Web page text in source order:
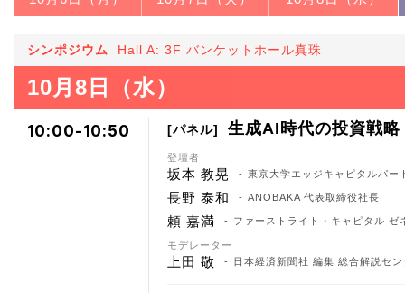
シンポジウム Hall A: 3F バンケットホール真珠
10月8日（水）
10:00-10:50 パネル 生成AI時代の投資戦
登壇者
坂本 教晃 東京大学エッジキャピタルパ
長野 泰和 ANOBAKA 代表取締役社長
頼 嘉満 ファーストライト・キャピタル
モデレーター
上田 敬 日本経済新聞社 編集 総合解説セ